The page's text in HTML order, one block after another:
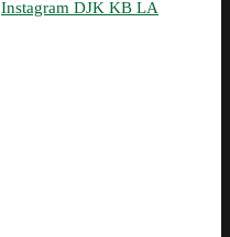
Instagram DJK KB LA